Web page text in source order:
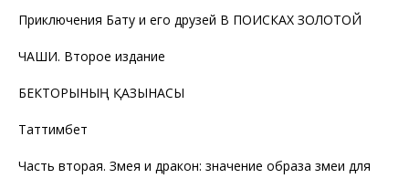
Приключения Бату и его друзей В ПОИСКАХ ЗОЛОТОЙ
ЧАШИ. Второе издание
БЕКТОРЫНЫҢ ҚАЗЫНАСЫ
Таттимбет
Часть вторая. Змея и дракон: значение образа змеи для